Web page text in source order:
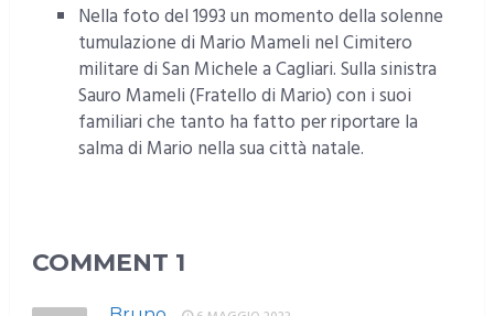
Nella foto del 1993 un momento della solenne
tumulazione di Mario Mameli nel Cimitero
militare di San Michele a Cagliari. Sulla sinistra
Sauro Mameli (Fratello di Mario) con i suoi
familiari che tanto ha fatto per riportare la
salma di Mario nella sua città natale.
COMMENT 1